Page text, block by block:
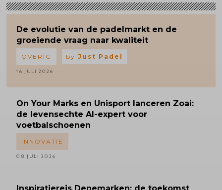
De evolutie van de padelmarkt en de
groeiende vraag naar kwaliteit
OVERIG by Just Padel
16 JULI 2026
On Your Marks en Unisport lanceren Zoai:
de levensechte AI-expert voor
voetbalschoenen
INNOVATIE
08 JULI 2026
Inspiratiereis Denemarken: de toekomst